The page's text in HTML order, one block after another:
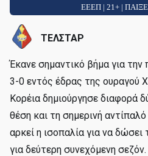
ΕΕΕΠ | 21+ |
ΤΕΛΣΤΑΡ
Έκανε σημαντικό βήμα για
3-0 εντός έδρας της ουραγού
Κορέια δημιούργησε διαφορά
θέση και τη σημερινή
αρκεί η ισοπαλία για να
για δεύτερη συνεχόμενη